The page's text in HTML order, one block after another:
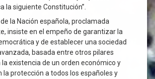
la siguiente Constitución”.
la Nación española, proclamada
insiste en el empeño de garantizar la
y de establecer una sociedad
basada entre otros pilares
la existencia de un orden económico y
la protección a todos los españoles y